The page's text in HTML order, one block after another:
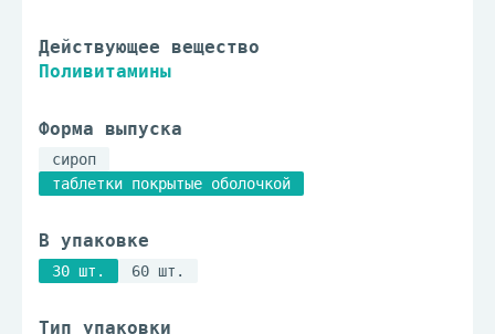
Действующее вещество
Поливитамины
Форма выпуска
сироп
таблетки покрытые оболочкой
В упаковке
30 шт. 60 шт.
Тип упаковки